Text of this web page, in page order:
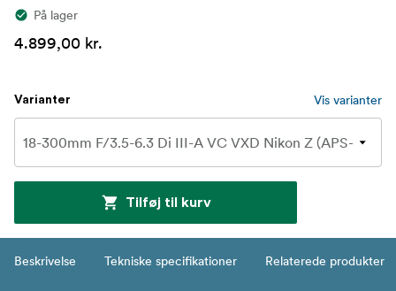
På lager
4.899,00 kr.
Varianter Vis varianter
Tilføj til kurv
Beskrivelse Tekniske specifikationer Relaterede produkter